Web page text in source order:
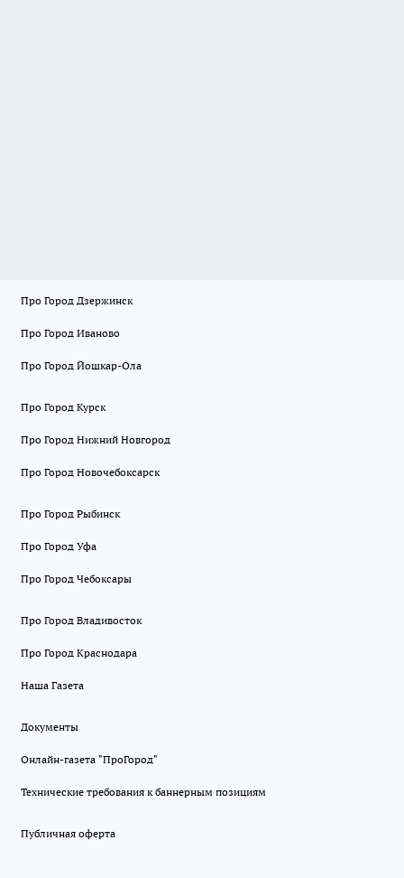
Про Город Дзержинск
Про Город Иваново
Про Город Йошкар-Ола
Про Город Курск
Про Город Нижний Новгород
Про Город Новочебоксарск
Про Город Рыбинск
Про Город Уфа
Про Город Чебоксары
Про Город Владивосток
Про Город Краснодара
Наша Газета
Документы
Онлайн-газета "ПроГород"
Технические требования к баннерным позициям
Публичная оферта